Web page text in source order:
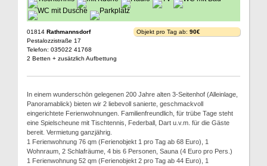
01814 Rathmannsdorf
Pestalozzistraße 17
Telefon: 035022 41768
2 Betten + zusätzlich Aufbettung
Objekt pro Tag ab: 90€
In einem wunderschön gelegenen 200 Jahre alten 3-Seitenhof (Alleinlage,
Panoramablick) bieten wir 2 liebevoll sanierte, geschmackvoll
eingerichtete Ferienwohnungen. Familienfreundlich, für trübe Tage steht
eine Spielscheune mit Tischtennis, Federball, Dart u.v.m. für die Gäste
bereit. Vermietung ganzjährig.
1 Ferienwohnung 76 qm (Ferienobjekt 1 pro Tag ab 68 Euro), 1
Wohnraum, 2 Schlafräume, 4 bis 6 Personen, Sauna (4 Euro pro Pers.)
1 Ferienwohnung 52 qm (Ferienobjekt 2 pro Tag ab 44 Euro), 1